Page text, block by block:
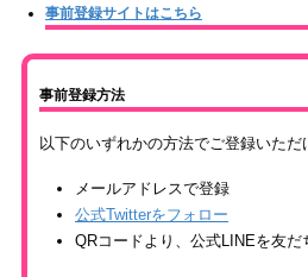
事前登録サイトはこちら
事前登録方法
以下のいずれかの方法でご登録いただ
メールアドレスで登録
公式Twitterをフォロー
QRコードより、公式LINEを友だ